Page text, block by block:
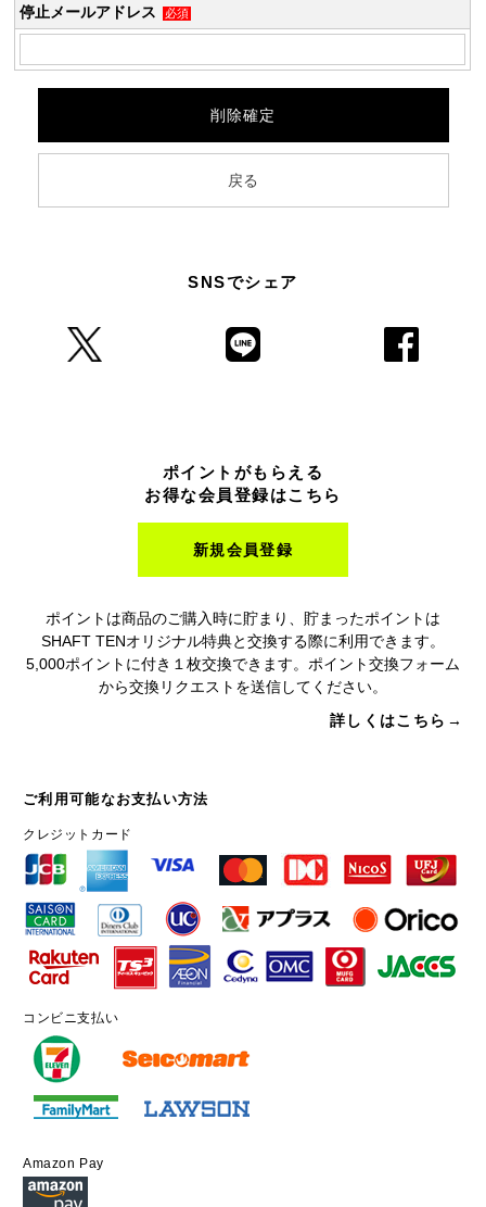
停止メールアドレス 必須
SNSでシェア
ポイントがもらえる
お得な会員登録はこちら
新規会員登録
ポイントは商品のご購入時に貯まり、貯まったポイントは
SHAFT TENオリジナル特典と交換する際に利用できます。
5,000ポイントに付き１枚交換できます。ポイント交換フォーム
から交換リクエストを送信してください。
詳しくはこちら→
ご利用可能なお支払い方法
クレジットカード
コンビニ支払い
Amazon Pay